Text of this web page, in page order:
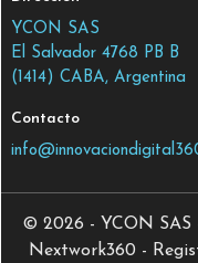
YCON SAS
El Salvador 4768 PB B
(1414) CABA, Argentina
Contacto
© 2026 - YCON SAS
Nextwork360 -